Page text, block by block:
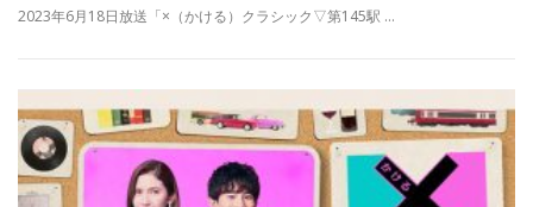
2023年6月18日放送「×（かける）クラシック▽第145駅 …